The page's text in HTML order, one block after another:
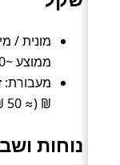
ממוצע ~110 ₪ (≈ 79 ₪ לשעה).
₪ (≈ 50 ₪ לשעה).
נוחות